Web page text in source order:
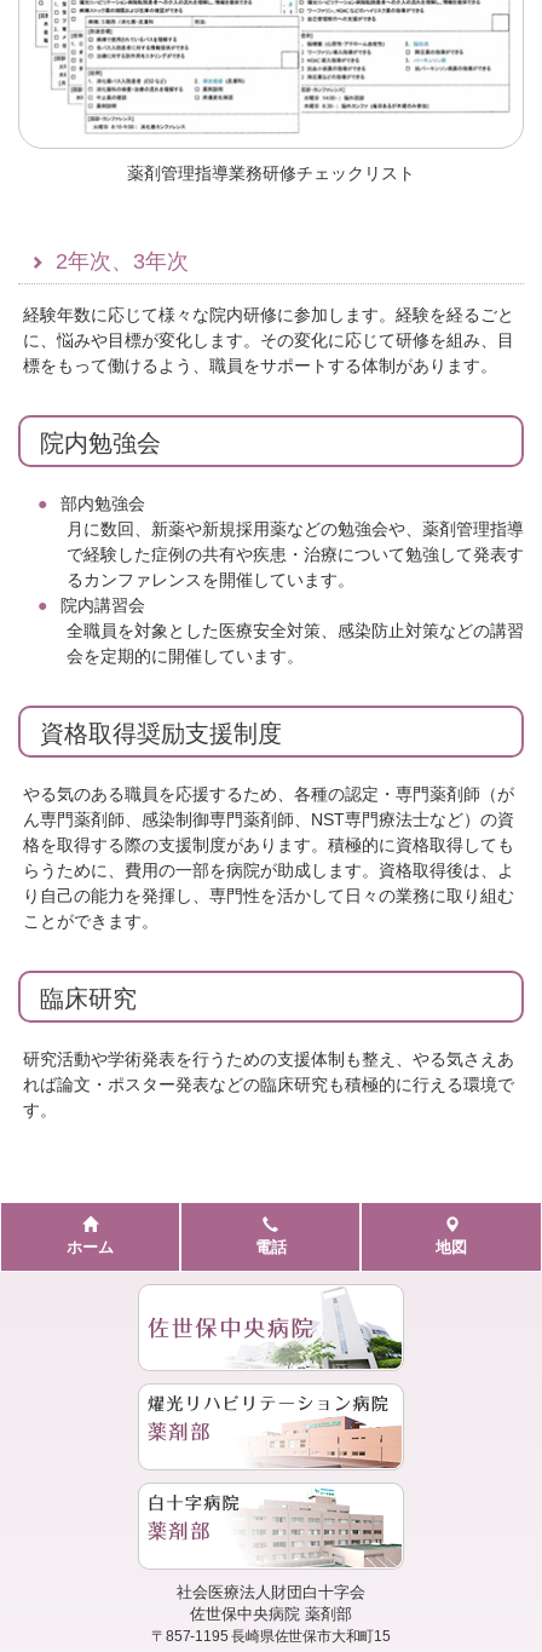
薬剤管理指導業務研修チェックリスト
2年次、3年次
経験年数に応じて様々な院内研修に参加します。経験を経るごと
に、悩みや目標が変化します。その変化に応じて研修を組み、目
標をもって働けるよう、職員をサポートする体制があります。
院内勉強会
部内勉強会
月に数回、新薬や新規採用薬などの勉強会や、薬剤管理指導
で経験した症例の共有や疾患・治療について勉強して発表す
るカンファレンスを開催しています。
院内講習会
全職員を対象とした医療安全対策、感染防止対策などの講習
会を定期的に開催しています。
資格取得奨励支援制度
やる気のある職員を応援するため、各種の認定・専門薬剤師（が
ん専門薬剤師、感染制御専門薬剤師、NST専門療法士など）の資
格を取得する際の支援制度があります。積極的に資格取得しても
らうために、費用の一部を病院が助成します。資格取得後は、よ
り自己の能力を発揮し、専門性を活かして日々の業務に取り組む
ことができます。
臨床研究
研究活動や学術発表を行うための支援体制も整え、やる気さえあ
れば論文・ポスター発表などの臨床研究も積極的に行える環境で
す。
ホーム 電話 地図
社会医療法人財団白十字会
佐世保中央病院 薬剤部
〒857-1195長崎県佐世保市大和町15